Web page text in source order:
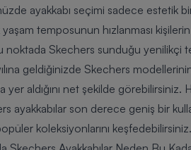
ayakkabı seçimi sadece estetik
temposunun hızlanması
noktada Skechers sunduğu yenilikçi
geldiğinizde Skechers
yer aldığını net şekilde
ayakkabılar son derece geniş bir
popüler koleksiyonlarını keşfedebilirsiniz.